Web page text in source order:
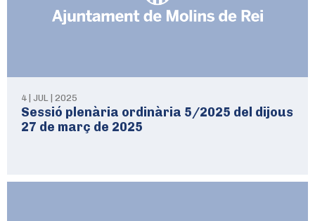
4 | JUL | 2025
Sessió plenària ordinària 5/2025 del dijous
27 de març de 2025